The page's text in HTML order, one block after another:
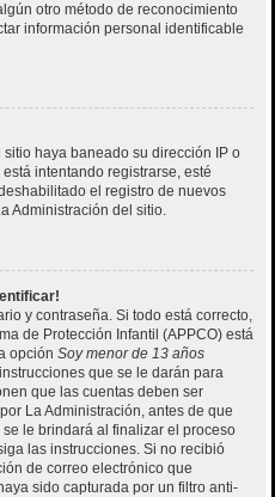
otro método de reconocimiento
información personal identificable
haya baneado su dirección IP o
intentando registrarse, esté
el registro de nuevos
Administración del sitio.
y contraseña. Si todo está correcto,
de Protección Infantil (APPCO) está
opción Soy menor de 13 años
que se le darán para
que las cuentas deben ser
La Administración, antes de que
le brindará al finalizar el proceso
las instrucciones. Si no recibió
de correo electrónico que
sido capturada por un filtro anti-